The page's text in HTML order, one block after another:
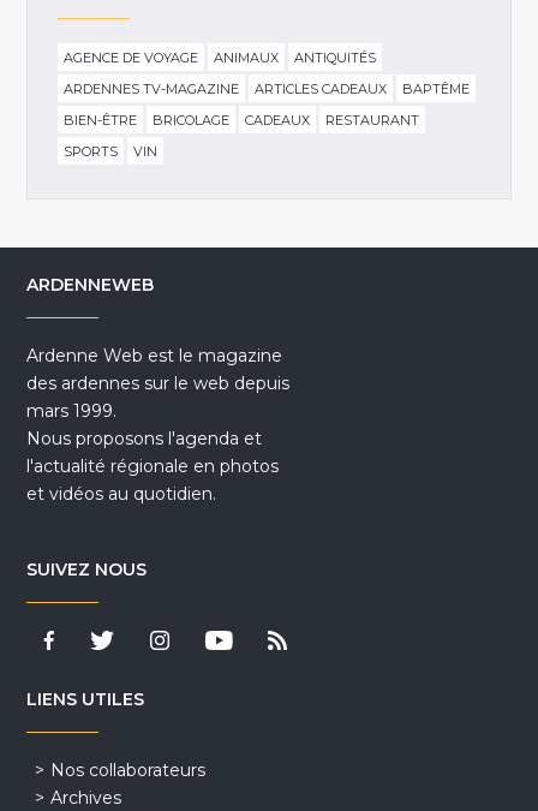
AGENCE DE VOYAGE ANIMAUX
ANTIQUITÉS
ARDENNES TV-MAGAZINE
ARTICLES CADEAUX
BAPTÊME
BIEN-ÊTRE
BRICOLAGE CADEAUX
RESTAURANT
SPORTS
VIN
ARDENNEWEB
Ardenne Web est le magazine
des ardennes sur le web depuis
mars 1999.
Nous proposons l'agenda et
l'actualité régionale en photos
et vidéos au quotidien.
SUIVEZ NOUS
LIENS UTILES
Nos collaborateurs
Archives